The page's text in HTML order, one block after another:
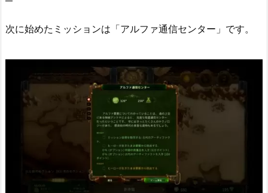
次に始めたミッションは「アルファ通信センター」です。